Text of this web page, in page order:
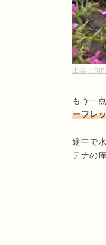
出典：
もう一
ーフレ
途中で
テナの